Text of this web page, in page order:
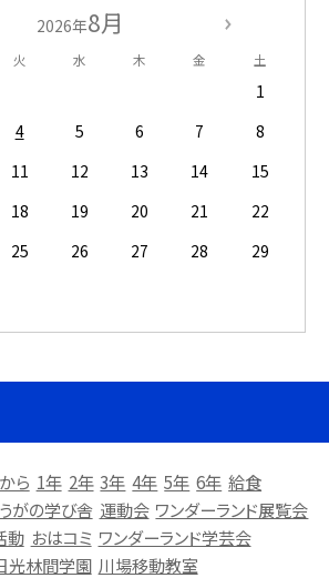
2026年8月
火 水 木 金 土
1
4 5 6 7
8
11 12 13 14
15
18 19 20 21
22
25 26 27 28
29
ら 1年 2年 3年 4年 5年 6年 給食
がの学び舎 運動会 ワンダーランド展覧会
動 おはコミ ワンダーランド学芸会
光林間学園 川場移動教室